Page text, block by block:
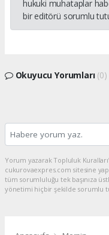
hukuki muhataplar
bir editörü sorumlu
Okuyucu Yorumları (0)
Yorum yazarak Topluluk
cukurovaexpres.com sitesine
tüm sorumluluğu tek başınıza
yönetimi hiçbir şekilde sorumlu